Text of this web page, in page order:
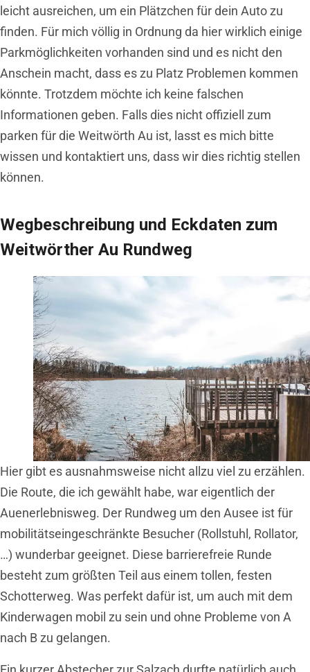
leicht ausreichen, um ein Plätzchen für dein Auto zu
finden. Für mich völlig in Ordnung da hier wirklich einige
Parkmöglichkeiten vorhanden sind und es nicht den
Anschein macht, dass es zu Platz Problemen kommen
könnte. Trotzdem möchte ich keine falschen
Informationen geben. Falls dies nicht offiziell zum
parken für die Weitwörth Au ist, lasst es mich bitte
wissen und kontaktiert uns, dass wir dies richtig stellen
können.
Wegbeschreibung und Eckdaten zum
Weitwörther Au Rundweg
Hier gibt es ausnahmsweise nicht allzu viel zu erzählen.
Die Route, die ich gewählt habe, war eigentlich der
Auenerlebnisweg. Der Rundweg um den Ausee ist für
mobilitätseingeschränkte Besucher (Rollstuhl, Rollator,
…) wunderbar geeignet. Diese barrierefreie Runde
besteht zum größten Teil aus einem tollen, festen
Schotterweg. Was perfekt dafür ist, um auch mit dem
Kinderwagen mobil zu sein und ohne Probleme von A
nach B zu gelangen.